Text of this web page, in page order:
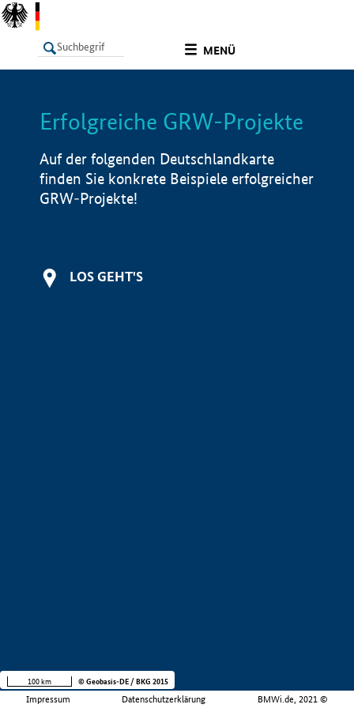
MENÜ
LISTE Info
Erfolgreiche GRW-Projekte
Auf der folgenden Deutschlandkarte
finden Sie konkrete Beispiele erfolgreicher
GRW-Projekte!
LOS GEHT'S
Impressum Datenschutzerklärung BMWi.de, 2021 ©
100 km © Geobasis-DE / BKG 2015